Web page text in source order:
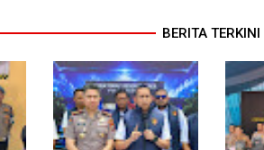
BERITA TERKINI